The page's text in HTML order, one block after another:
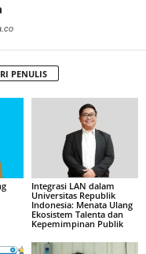
PENULIS
Integrasi LAN dalam
Universitas Republik
Indonesia: Menata Ulang
Ekosistem Talenta dan
Kepemimpinan Publik